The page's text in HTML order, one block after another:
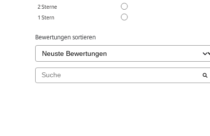
2Sterne
1 Stern
Bewertungen sortieren